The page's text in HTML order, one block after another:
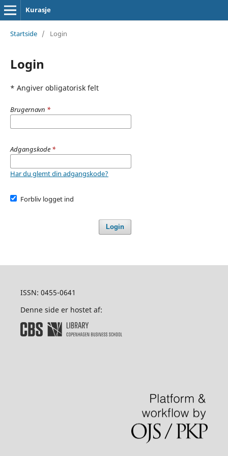
Kurasje
Startside / Login
Login
* Angiver obligatorisk felt
Brugernavn *
Adgangskode *
Har du glemt din adgangskode?
Forbliv logget ind
Login
ISSN: 0455-0641
Denne side er hostet af: